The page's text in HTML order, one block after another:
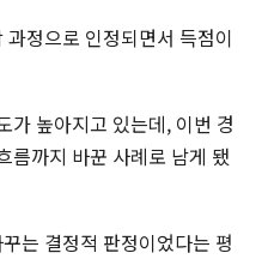
정으로 인정되면서 득점이
가 높아지고 있는데, 이번 경
름까지 바꾼 사례로 남게 됐
는 결정적 판정이었다는 평